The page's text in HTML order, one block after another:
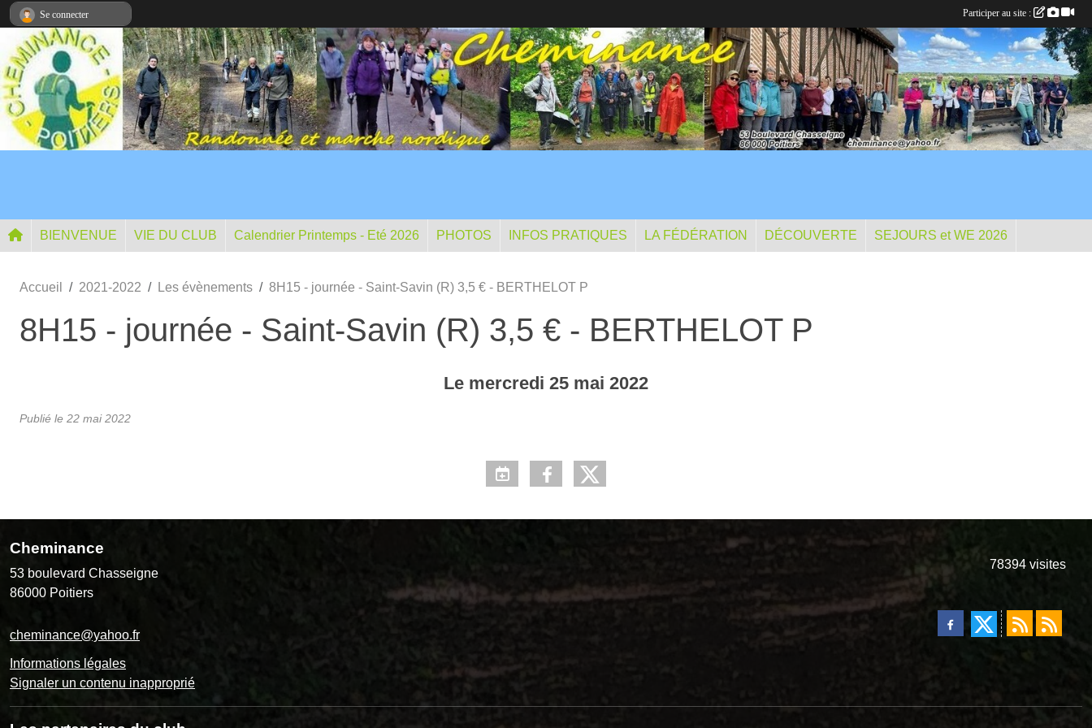
BIENVENUE VIE DU CLUB Calendrier Printemps - Eté 2026 PHOTOS INFOS PRATIQUES LA FÉDÉRATION DÉCOUVERTE SEJOURS et WE 2026
Accueil 2021-2022 Les évènements 8H15 - journée - Saint-Savin (R) 3,5 € - BERTHELOT P
8H15 - journée - Saint-Savin (R) 3,5 € - BERTHELOT P
Le mercredi 25 mai 2022
Publié le 22 mai 2022
Cheminance
53 boulevard Chasseigne
86000 Poitiers
cheminance@yahoo.fr
Informations légales
Signaler un contenu inapproprié
78394 visites
Se connecter Participer au site :
Panneau de gestion des cookies